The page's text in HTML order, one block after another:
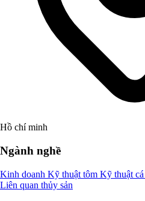
Hồ chí minh
Ngành nghề
Kinh doanh Kỹ thuật tôm Kỹ thuật cá
Liên quan thủy sản